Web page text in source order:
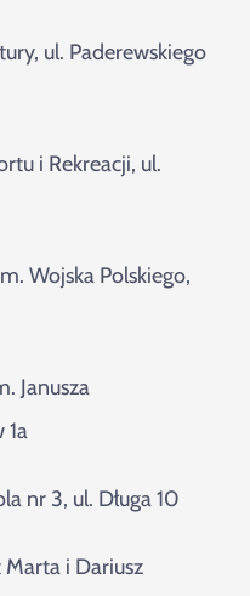
ul. Paderewskiego
i Rekreacji, ul.
Wojska Polskiego,
Janusza
1a
nr 3, ul. Długa 10
i Dariusz